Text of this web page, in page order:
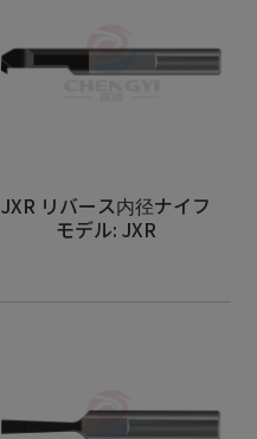
JXR リバース内径ナイフ
モデル: JXR